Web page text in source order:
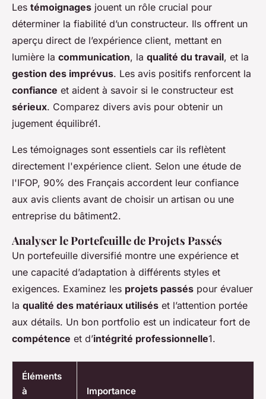
Les témoignages jouent un rôle crucial pour
déterminer la fiabilité d’un constructeur. Ils offrent un
aperçu direct de l’expérience client, mettant en
lumière la communication, la qualité du travail, et la
gestion des imprévus. Les avis positifs renforcent la
confiance et aident à savoir si le constructeur est
sérieux. Comparez divers avis pour obtenir un
jugement équilibré1.
Les témoignages sont essentiels car ils reflètent
directement l'expérience client. Selon une étude de
l'IFOP, 90% des Français accordent leur confiance
aux avis clients avant de choisir un artisan ou une
entreprise du bâtiment2.
Analyser le Portefeuille de Projets Passés
Un portefeuille diversifié montre une expérience et
une capacité d’adaptation à différents styles et
exigences. Examinez les projets passés pour évaluer
la qualité des matériaux utilisés et l’attention portée
aux détails. Un bon portfolio est un indicateur fort de
compétence et d’intégrité professionnelle1.
Éléments
à
Importance